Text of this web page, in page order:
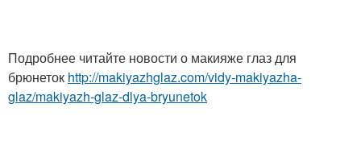
Подробнее читайте новости о макияже глаз для
брюнеток http://makiyazhglaz.com/vidy-makiyazha-
glaz/makiyazh-glaz-dlya-bryunetok